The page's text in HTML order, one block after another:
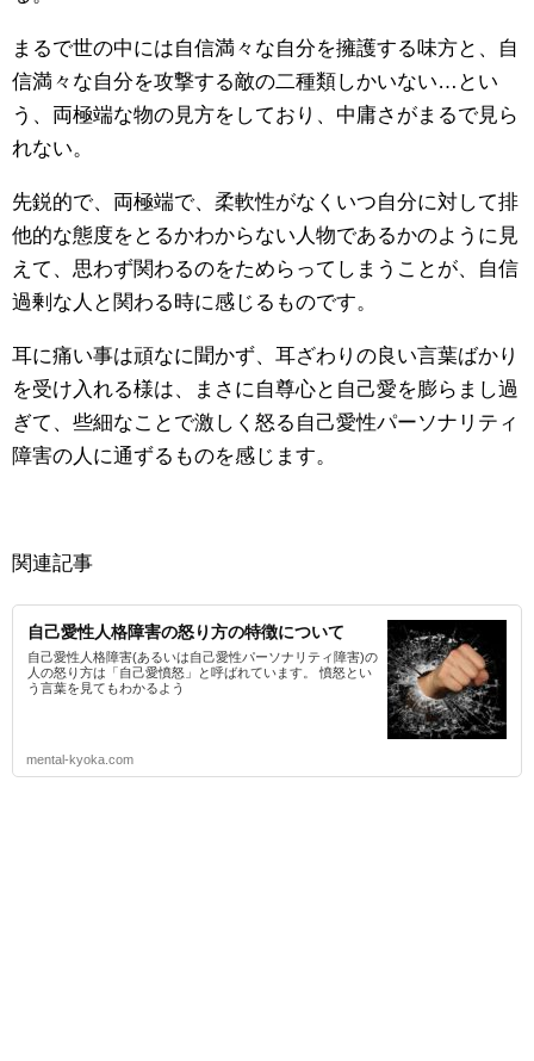
まるで世の中には自信満々な自分を擁護する味方と、自
信満々な自分を攻撃する敵の二種類しかいない…とい
う、両極端な物の見方をしており、中庸さがまるで見ら
れない。
先鋭的で、両極端で、柔軟性がなくいつ自分に対して排
他的な態度をとるかわからない人物であるかのように見
えて、思わず関わるのをためらってしまうことが、自信
過剰な人と関わる時に感じるものです。
耳に痛い事は頑なに聞かず、耳ざわりの良い言葉ばかり
を受け入れる様は、まさに自尊心と自己愛を膨らまし過
ぎて、些細なことで激しく怒る自己愛性パーソナリティ
障害の人に通ずるものを感じます。
関連記事
自己愛性人格障害の怒り方の特徴について
自己愛性人格障害(あるいは自己愛性パーソナリティ障害)の
人の怒り方は「自己愛憤怒」と呼ばれています。 憤怒とい
う言葉を見てもわかるよう
mental-kyoka.com